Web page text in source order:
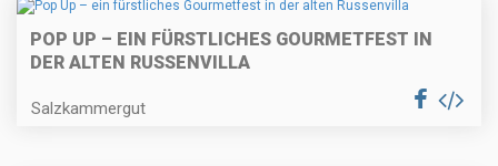
POP UP – EIN FÜRSTLICHES GOURMETFEST IN
DER ALTEN RUSSENVILLA
Salzkammergut